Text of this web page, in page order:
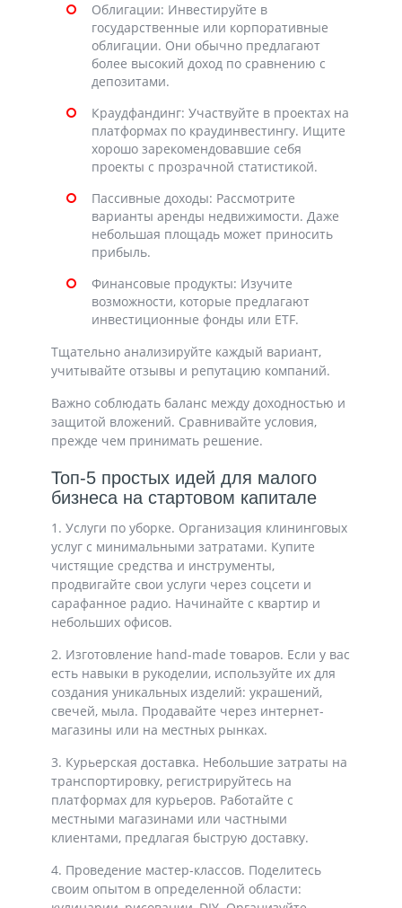
Облигации: Инвестируйте в
государственные или корпоративные
облигации. Они обычно предлагают
более высокий доход по сравнению с
депозитами.
Краудфандинг: Участвуйте в проектах на
платформах по краудинвестингу. Ищите
хорошо зарекомендовавшие себя
проекты с прозрачной статистикой.
Пассивные доходы: Рассмотрите
варианты аренды недвижимости. Даже
небольшая площадь может приносить
прибыль.
Финансовые продукты: Изучите
возможности, которые предлагают
инвестиционные фонды или ETF.
Тщательно анализируйте каждый вариант,
учитывайте отзывы и репутацию компаний.
Важно соблюдать баланс между доходностью и
защитой вложений. Сравнивайте условия,
прежде чем принимать решение.
Топ-5 простых идей для малого
бизнеса на стартовом капитале
1. Услуги по уборке. Организация клининговых
услуг с минимальными затратами. Купите
чистящие средства и инструменты,
продвигайте свои услуги через соцсети и
сарафанное радио. Начинайте с квартир и
небольших офисов.
2. Изготовление hand-made товаров. Если у вас
есть навыки в рукоделии, используйте их для
создания уникальных изделий: украшений,
свечей, мыла. Продавайте через интернет-
магазины или на местных рынках.
3. Курьерская доставка. Небольшие затраты на
транспортировку, регистрируйтесь на
платформах для курьеров. Работайте с
местными магазинами или частными
клиентами, предлагая быструю доставку.
4. Проведение мастер-классов. Поделитесь
своим опытом в определенной области: